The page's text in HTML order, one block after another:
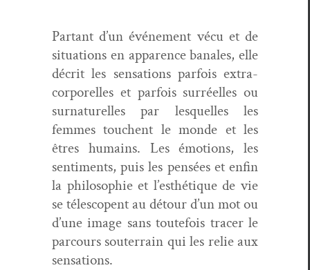
Par­tant d’un événe­ment vécu et de
sit­u­a­tions en apparence banales, elle
décrit les sen­sa­tions par­fois extra-
cor­porelles et par­fois sur­réelles ou
sur­na­turelles par lesquelles les
femmes touchent le monde et les
êtres humains. Les émo­tions, les
sen­ti­ments, puis les pen­sées et enfin
la philoso­phie et l’esthétique de vie
se téle­scopent au détour d’un mot ou
d’une image sans toute­fois trac­er le
par­cours souter­rain qui les relie aux
sensations.